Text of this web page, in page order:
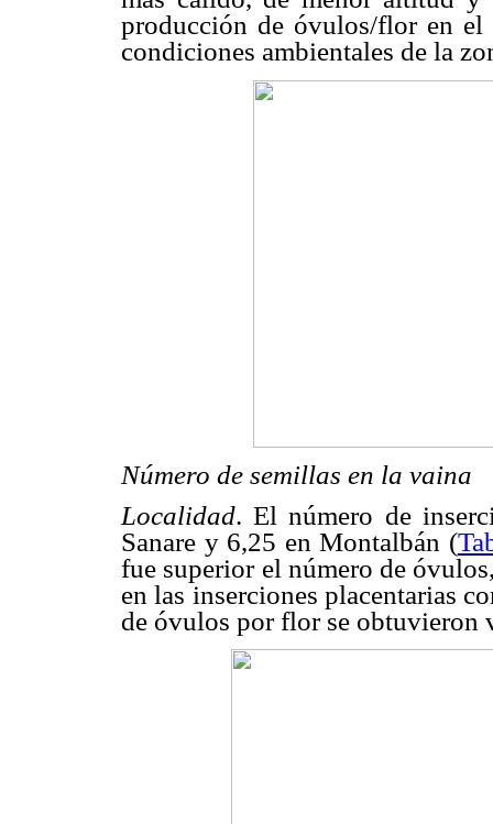
producción de óvulos/flor en el
condiciones ambientales de la
Número de semillas en la vaina
Localidad. El número de
Sanare y 6,25 en Montalbán (
fue superior el número de
en las inserciones placentarias
de óvulos por flor se obtuvieron